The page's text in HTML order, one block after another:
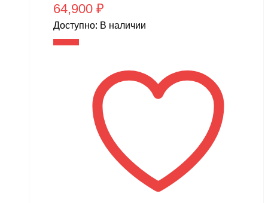
64,900 ₽
Доступно: В наличии